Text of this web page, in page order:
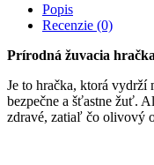
drevo
-
quantity
Popis
Recenzie (0)
Prírodná žuvacia
Je to hračka, ktorá vydrží
bezpečne a šťastne žuť.
zdravé, zatiaľ čo olivový